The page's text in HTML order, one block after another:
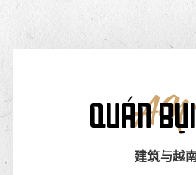
AN
QUÁN
建筑与越